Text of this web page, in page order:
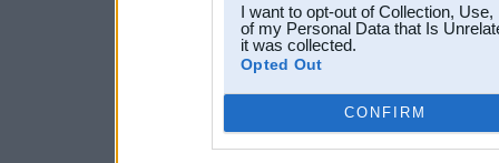
I want to opt-out of Collection,
of my Personal Data that Is
it was collected.
Opted Out
CONFIRM